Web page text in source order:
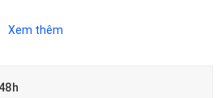
Xem thêm